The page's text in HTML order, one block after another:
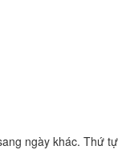
ngày khác. Thứ